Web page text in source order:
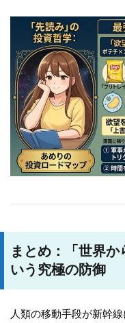
まとめ：「世界
いう究極の防御
人類の移動手段が新幹